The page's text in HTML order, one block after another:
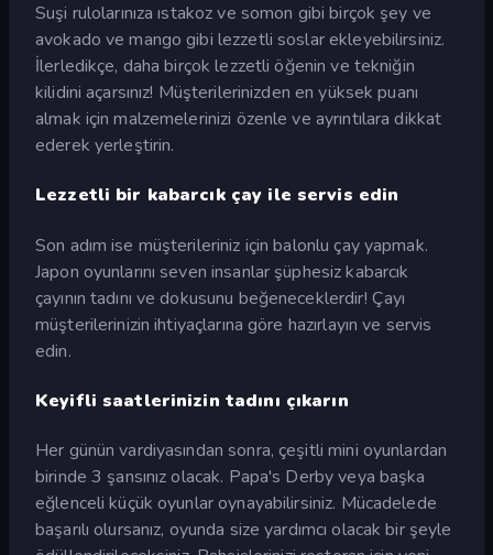
Suşi rulolarınıza ıstakoz ve somon gibi birçok şey ve
avokado ve mango gibi lezzetli soslar ekleyebilirsiniz.
İlerledikçe, daha birçok lezzetli öğenin ve tekniğin
kilidini açarsınız! Müşterilerinizden en yüksek puanı
almak için malzemelerinizi özenle ve ayrıntılara dikkat
ederek yerleştirin.
Lezzetli bir kabarcık çay ile servis edin
Son adım ise müşterileriniz için balonlu çay yapmak.
Japon oyunlarını seven insanlar şüphesiz kabarcık
çayının tadını ve dokusunu beğeneceklerdir! Çayı
müşterilerinizin ihtiyaçlarına göre hazırlayın ve servis
edin.
Keyifli saatlerinizin tadını çıkarın
Her günün vardiyasından sonra, çeşitli mini oyunlardan
birinde 3 şansınız olacak. Papa's Derby veya başka
eğlenceli küçük oyunlar oynayabilirsiniz. Mücadelede
başarılı olursanız, oyunda size yardımcı olacak bir şeyle